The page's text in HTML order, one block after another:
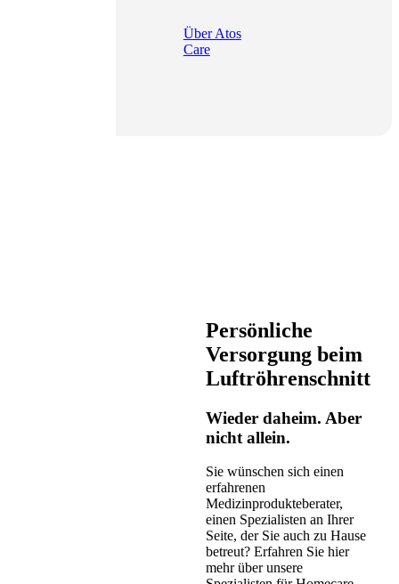
Über Atos
Care
Persönliche
Versorgung beim
Luftröhrenschnitt
Wieder daheim. Aber
nicht allein.
Sie wünschen sich einen
erfahrenen
Medizinprodukteberater,
einen Spezialisten an Ihrer
Seite, der Sie auch zu Hause
betreut? Erfahren Sie hier
mehr über unsere